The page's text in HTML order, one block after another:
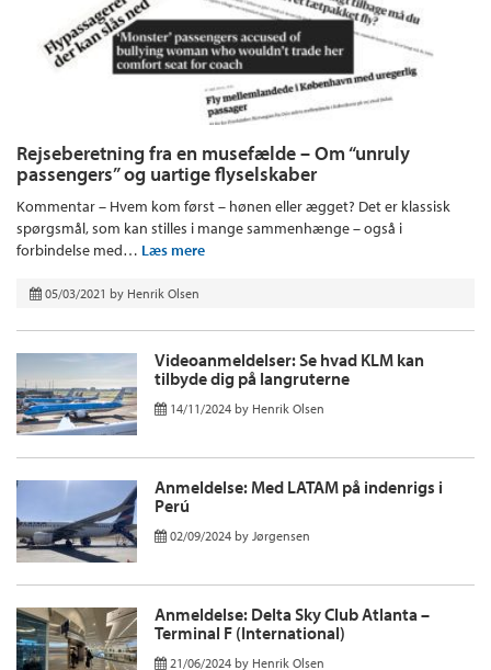
Rejseberetning fra en musefælde – Om “unruly
passengers” og uartige flyselskaber
Kommentar – Hvem kom først – hønen eller ægget? Det er klassisk
spørgsmål, som kan stilles i mange sammenhænge – også i
forbindelse med… Læs mere
05/03/2021 by Henrik Olsen
Videoanmeldelser: Se hvad KLM kan
tilbyde dig på langruterne
14/11/2024 by Henrik Olsen
Anmeldelse: Med LATAM på indenrigs i
Perú
02/09/2024 by Jørgensen
Anmeldelse: Delta Sky Club Atlanta –
Terminal F (International)
21/06/2024 by Henrik Olsen